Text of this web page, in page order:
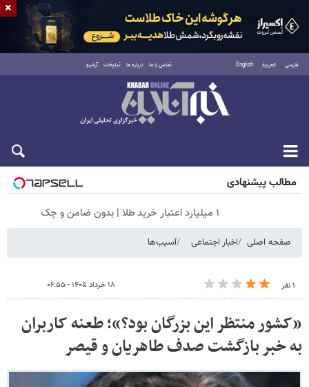
فارسی العربية English تماس با ما درباره ما تبلیغات آرشیو
جمعه ۱۶ مرداد ۱۴۰۵
مطالب پیشنهادی
۱ میلیارد اعتبار خرید طلا | بدون ضامن و چک
صفحه اصلی اخبار اجتماعی آسیب‌ها
۱ نفر ۱۸ خرداد ۱۴۰۵ - ۰۶:۵۵
«کشور منتظر این بزرگان بود؟»؛ طعنه کاربران
به خبر بازگشت صدف طاهریان و قیصر
×